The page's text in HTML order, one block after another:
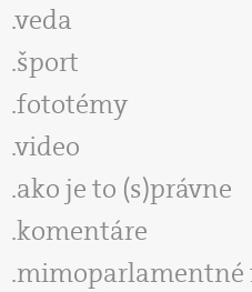
veda
šport
fototémy
video
ako je to (s)právne
komentáre